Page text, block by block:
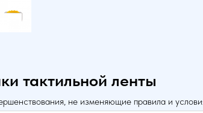
тактильной ленты
не изменяющие правила и